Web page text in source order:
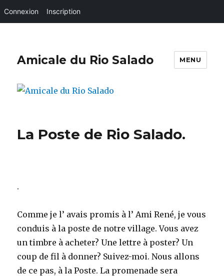
Connexion Inscription
Amicale du Rio Salado MENU
La Poste de Rio Salado.
.
Comme je l’ avais promis à l’ Ami René, je vous
conduis à la poste de notre village. Vous avez
un timbre à acheter? Une lettre à poster? Un
coup de fil à donner? Suivez-moi. Nous allons
de ce pas, à la Poste. La promenade sera